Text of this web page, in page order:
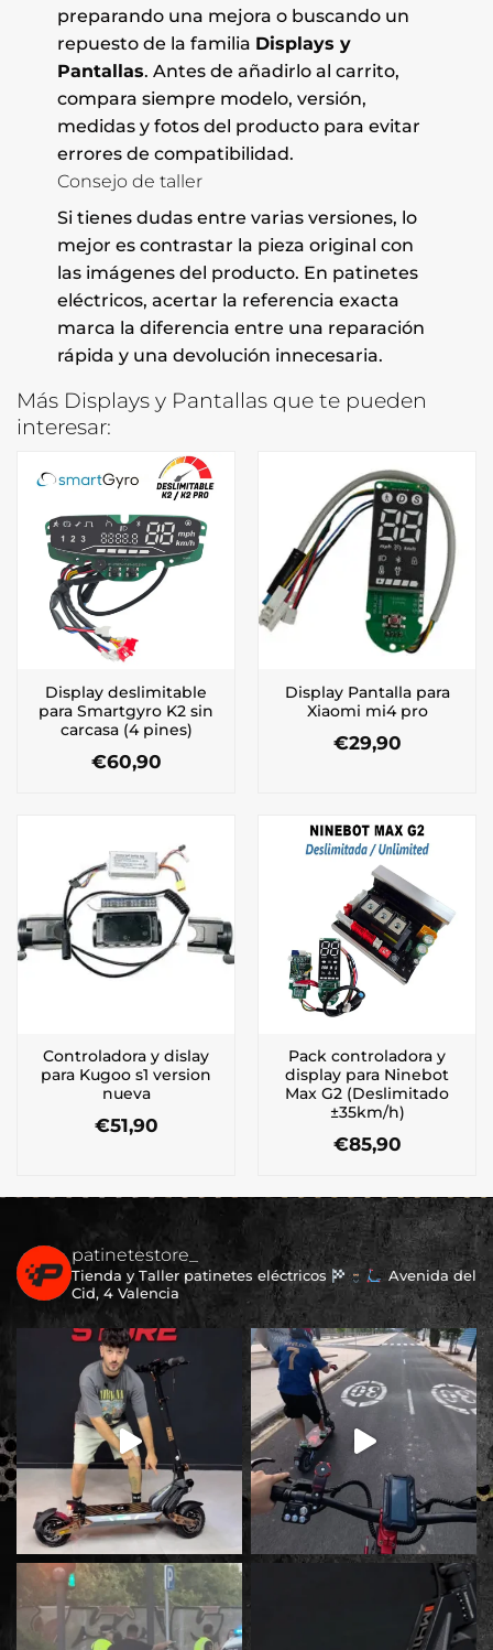
preparando una mejora o buscando un
repuesto de la familia Displays y
Pantallas. Antes de añadirlo al carrito,
compara siempre modelo, versión,
medidas y fotos del producto para evitar
errores de compatibilidad.
Consejo de taller
Si tienes dudas entre varias versiones, lo
mejor es contrastar la pieza original con
las imágenes del producto. En patinetes
eléctricos, acertar la referencia exacta
marca la diferencia entre una reparación
rápida y una devolución innecesaria.
Más Displays y Pantallas que te pueden
interesar:
Display deslimitable
para Smartgyro K2 sin
carcasa (4 pines)
€60,90
Display Pantalla para
Xiaomi mi4 pro
€29,90
Controladora y dislay
para Kugoo s1 version
nueva
€51,90
Pack controladora y
display para Ninebot
Max G2 (Deslimitado
±35km/h)
€85,90
patinetestore_
Tienda y Taller patinetes eléctricos
Avenida del
Cid, 4 Valencia